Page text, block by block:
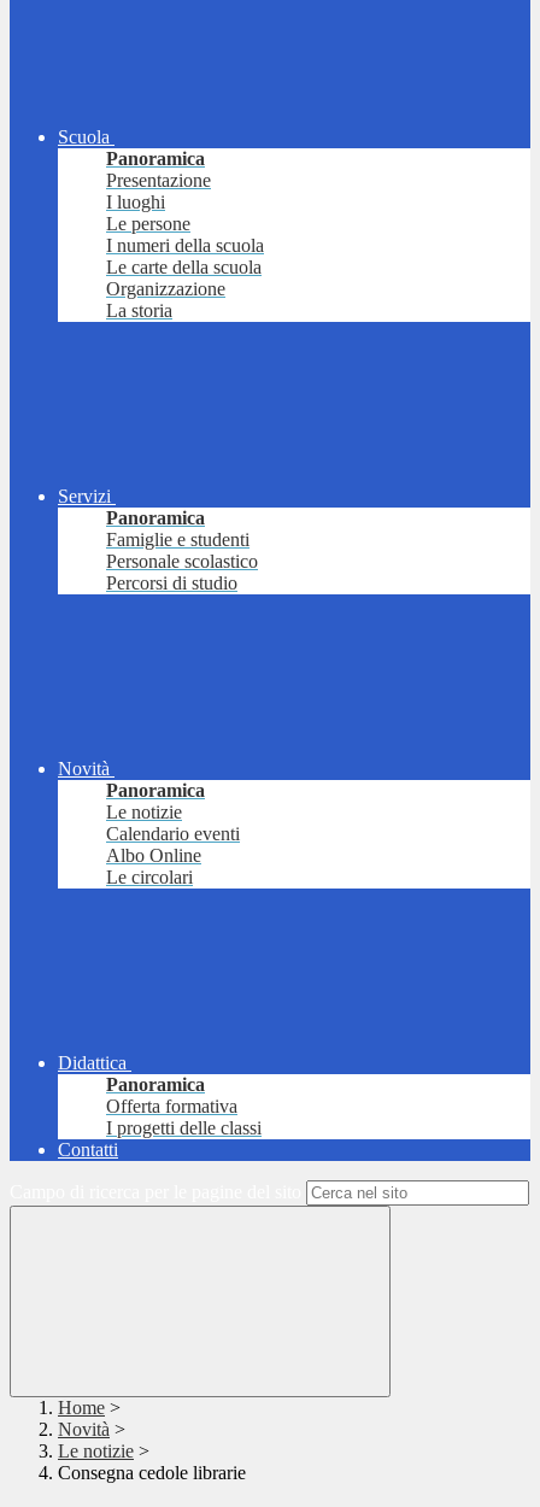
Scuola
Panoramica
Presentazione
I luoghi
Le persone
I numeri della scuola
Le carte della scuola
Organizzazione
La storia
Servizi
Panoramica
Famiglie e studenti
Personale scolastico
Percorsi di studio
Novità
Panoramica
Le notizie
Calendario eventi
Albo Online
Le circolari
Didattica
Panoramica
Offerta formativa
I progetti delle classi
Contatti
Home >
Novità >
Le notizie >
Consegna cedole librarie